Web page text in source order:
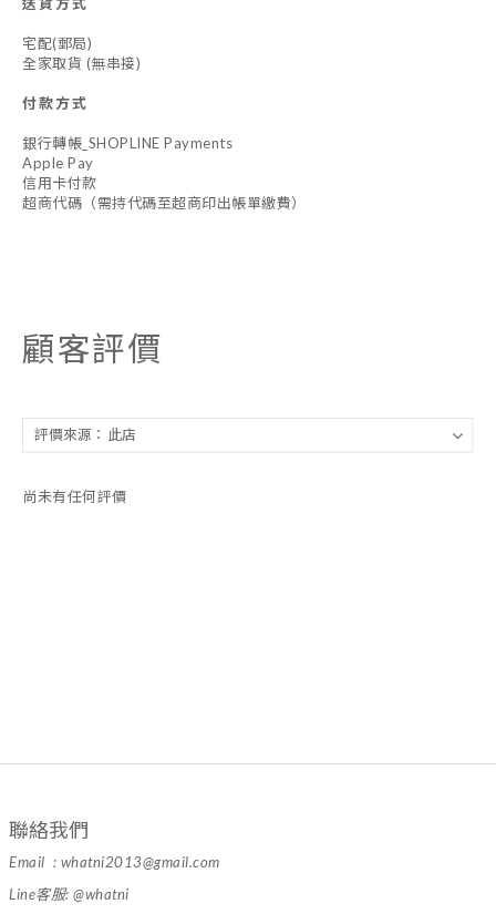
宅配(郵局)
全家取貨 (無串接)
付款方式
銀行轉帳_SHOPLINE Payments
Apple Pay
信用卡付款
超商代碼（需持代碼至超商印出帳單繳費）
顧客評價
尚未有任何評價
聯絡我們
Email : whatni2013@gmail.com
Line客服: @whatni